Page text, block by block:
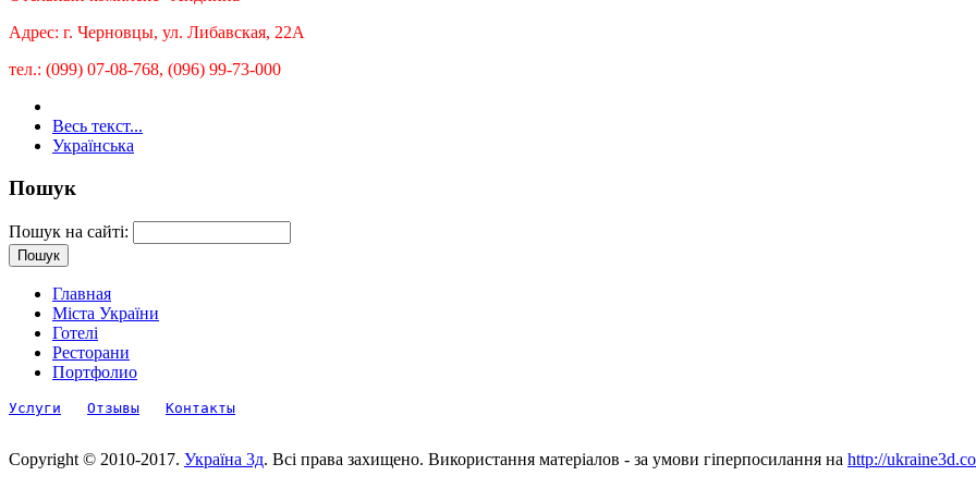
Адрес: г. Черновцы, ул. Либавская, 22А
тел.: (099) 07-08-768, (096) 99-73-000
Весь текст...
Українська
Пошук
Пошук на сайті:
Главная
Міста України
Готелі
Ресторани
Портфолио
Услуги Отзывы Контакты
Copyright © 2010-2017. Україна 3д. Всі права захищено. Використання матеріалов - за умови гіперпосилання на http://